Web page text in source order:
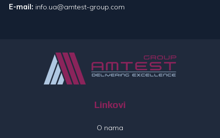
E-mail: info.ua@amtest-group.com
Linkovi
O nama